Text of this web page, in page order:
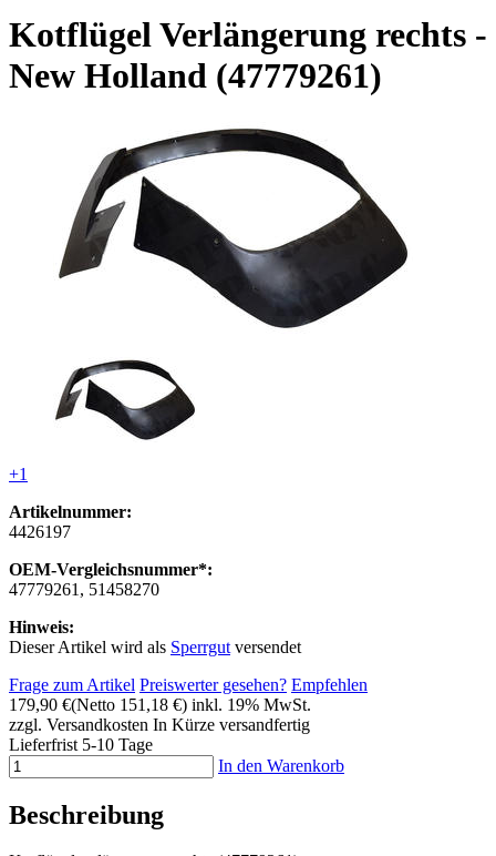
Kotflügel Verlängerung rechts -
New Holland (47779261)
+1
Artikelnummer:
4426197
OEM-Vergleichsnummer*:
47779261, 51458270
Hinweis:
Dieser Artikel wird als Sperrgut versendet
Frage zum Artikel Preiswerter gesehen? Empfehlen
179,90 €(Netto 151,18 €) inkl. 19% MwSt.
zzgl. Versandkosten In Kürze versandfertig
Lieferfrist 5-10 Tage
In den Warenkorb
Beschreibung